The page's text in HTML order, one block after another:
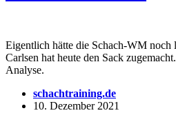
Eigentlich hätte die Schach-WM noch
Carlsen hat heute den Sack
Analyse.
schachtraining.de
10. Dezember 2021